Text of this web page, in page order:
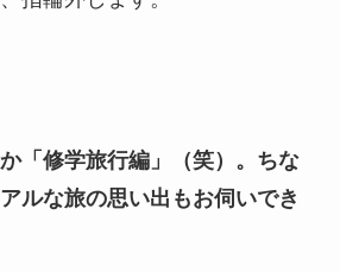
「修学旅行編」（笑）。ちな
ルな旅の思い出もお伺いでき